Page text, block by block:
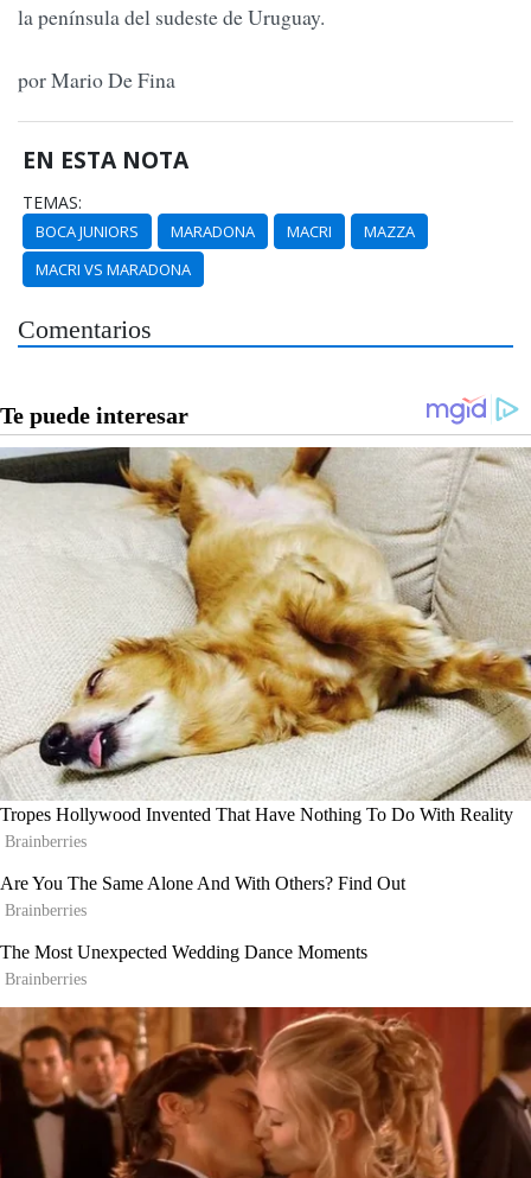
la península del sudeste de Uruguay.
por Mario De Fina
EN ESTA NOTA
TEMAS:
BOCA JUNIORS MARADONA MACRI
MAZZA
MACRI VS MARADONA
Comentarios